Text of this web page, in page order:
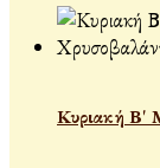
Κυριακή Β'